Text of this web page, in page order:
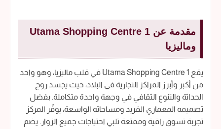
مقدمة عن 1 Utama Shopping Centre
وماليزيا
يقع 1 Utama Shopping Centre في قلب ماليزيا، وهو واحد
من أكبر وأبرز المراكز التجارية في البلاد، حيث يجسد روح
الحداثة والتنوع الثقافي في وجهة واحدة متكاملة. بفضل
تصميمه المعماري الفريد ومساحاته الواسعة، يوفّر المركز
تجربة تسوق راقية وممتعة تلبي احتياجات جميع الزوار. يضم